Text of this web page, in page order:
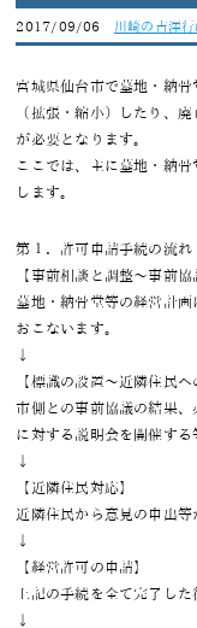
2017/09/06 川崎の吉澤
宮城県仙台市で墓地・納
（拡張・縮小）したり、
が必要となります。
ここでは、主に墓地・納
します。
第１．許可申請手続の流れ
【事前相談と調整～事前協
墓地・納骨堂等の経営計
おこないます。
↓
【標識の設置～近隣住民へ
市側との事前協議の結果
に対する説明会を開催する
↓
【近隣住民対応】
近隣住民から意見の申出等
↓
【経営許可の申請】
上記の手続を全て完了し
↓